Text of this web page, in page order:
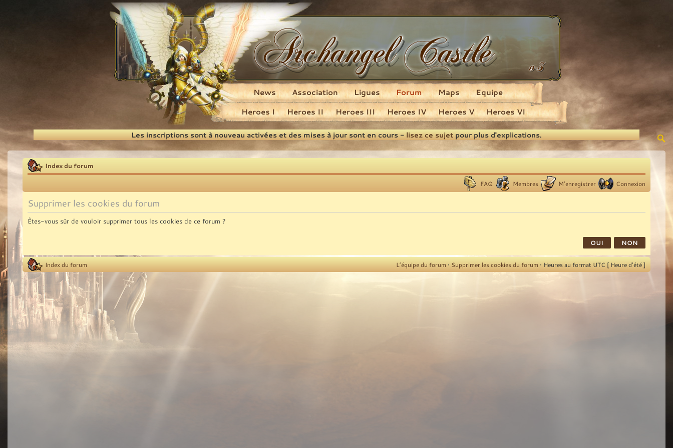
Recherche
Heroes I Heroes II Heroes III Heroes IV Heroes V Heroes VI
News Association Ligues Forum Maps Equipe
Les inscriptions sont à nouveau activées et des mises à jour sont en cours -lisez ce sujetpour plus d'explications.
Index du forum
FAQ Membres M’enregistrer Connexion
Supprimer les cookies du forum
Êtes-vous sûr de vouloir supprimer tous les cookies de ce forum ?
Index du forum L’équipe du forum • Supprimer les cookies du forum • Heures au format UTC [ Heure d’été ]